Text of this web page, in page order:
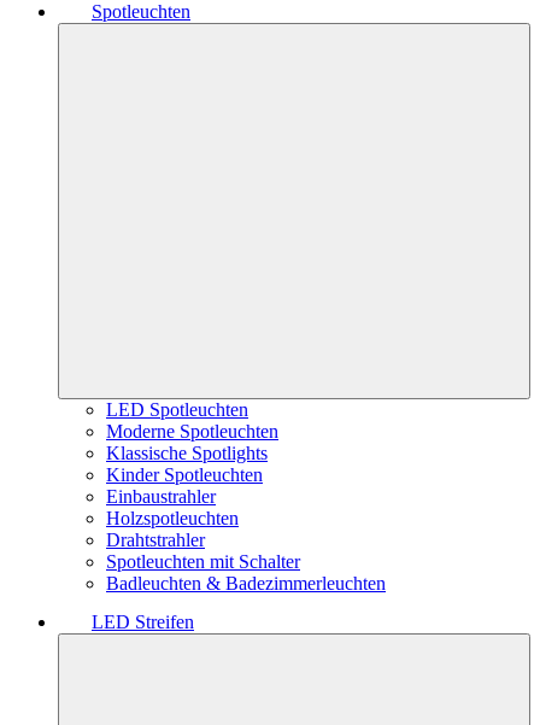
Spotleuchten
LED Spotleuchten
Moderne Spotleuchten
Klassische Spotlights
Kinder Spotleuchten
Einbaustrahler
Holzspotleuchten
Drahtstrahler
Spotleuchten mit Schalter
Badleuchten & Badezimmerleuchten
LED Streifen